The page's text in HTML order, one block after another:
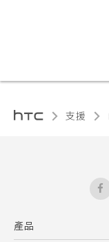
支援
產品